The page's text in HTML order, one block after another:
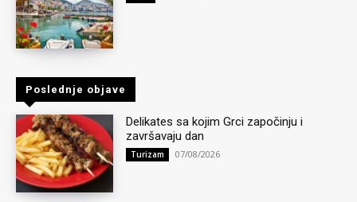
Poslednje objave
Delikates sa kojim Grci započinju i
završavaju dan
Turizam 07/08/2026